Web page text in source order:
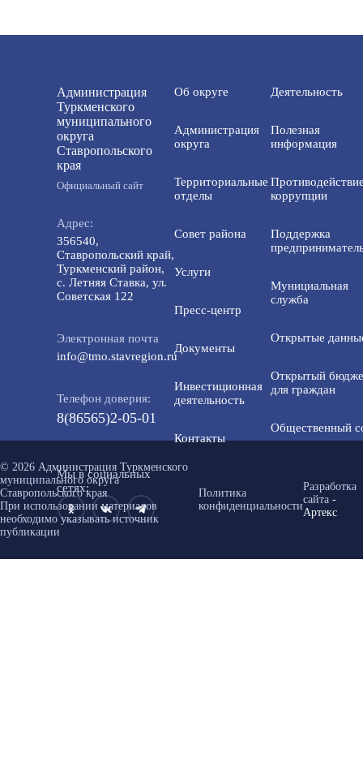
Администрация
Туркменского
муниципального
округа
Ставропольского
края
Официальный сайт
Адрес:
356540,
Ставропольский край,
Туркменский район,
с. Летняя Ставка, ул.
Советская 122
Электронная почта
info@tmo.stavregion.ru
Телефон доверия:
8(86565)2-05-01
Мы в социальных
сетях:
Об округе
Администрация
округа
Территориальные
отделы
Совет района
Услуги
Пресс-центр
Документы
Инвестиционная
деятельность
Контакты
Деятельность
Полезная
информация
коррупции
Поддержка
Мунициальная
служба
Открытые
Открытый
для граждан
Общественный
© 2026 Администрация Туркменского
муниципального округа
Ставропольского края
При использовании материалов
необходимо указывать источник
публикации
Политика
конфиденциальности
Разработка
сайта-
Артекс